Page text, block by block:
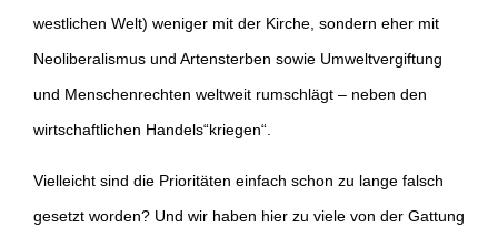
westlichen Welt) weniger mit der Kirche, sondern eher mit
Neoliberalismus und Artensterben sowie Umweltvergiftung
und Menschenrechten weltweit rumschlägt – neben den
wirtschaftlichen Handels“kriegen“.
Vielleicht sind die Prioritäten einfach schon zu lange falsch
gesetzt worden? Und wir haben hier zu viele von der Gattung